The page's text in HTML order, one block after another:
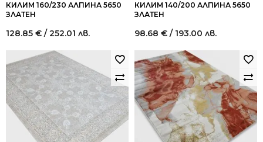
КИЛИМ 160/230 АЛПИНА 5650
ЗЛАТЕН
128.85 € / 252.01 лв.
КИЛИМ 140/200 АЛПИНА 5650
ЗЛАТЕН
98.68 € / 193.00 лв.